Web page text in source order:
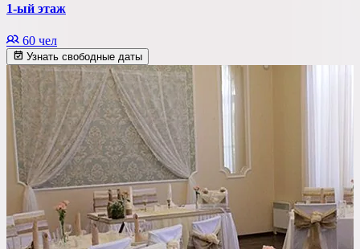
1-ый этаж
60 чел
Узнать свободные даты